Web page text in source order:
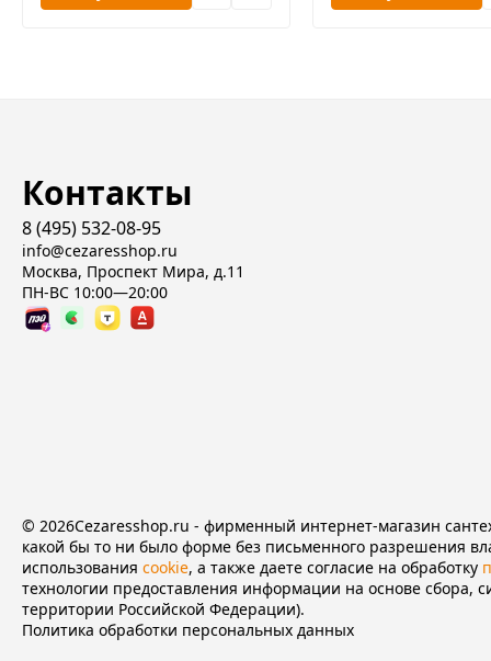
Контакты
8 (495) 532-08-95
info@cezaresshop.ru
Москва, Проспект Мира, д.11
ПН-ВС 10:00—20:00
© 2026Cezaresshop.ru - фирменный интернет-магазин
какой бы то ни было форме без письменного разрешения
использования cookie, а также даете согласие на обработку
технологии предоставления информации на основе сбора,
территории Российской Федерации).
Политика обработки персональных данных